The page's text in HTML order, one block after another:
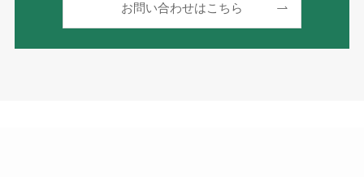
お問い合わせはこちら